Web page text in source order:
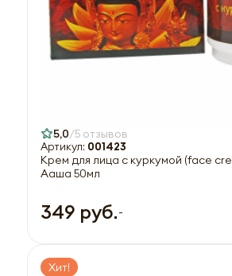
5,0 5 отзывов
Артикул: 001423
Крем для лица с куркумой (face
Ааша 50мл
349 руб.-
Хит!